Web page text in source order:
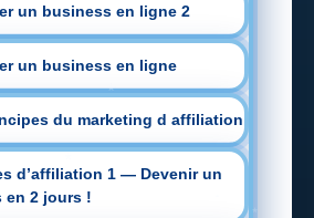
un business en ligne 2
un business en ligne
du marketing d affiliation
d’affiliation 1 — Devenir un
en 2 jours !